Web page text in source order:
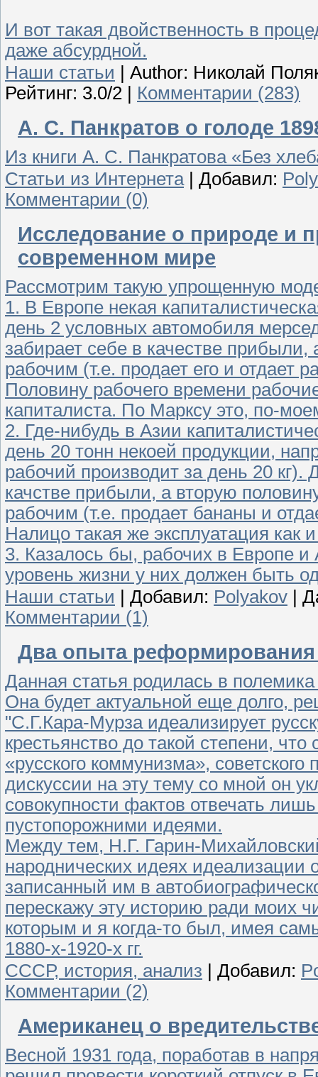
И вот такая двойственность в
даже абсурдной.
Наши статьи
Author: Николай
Рейтинг: 3.0/2 | Комментарии (283)
А. С. Панкратов о голоде
Из книги А. С. Панкратова «Без
Статьи из Интернета| Добавил:
Комментарии (0)
Исследование о природе и
современном мире
Рассмотрим такую упрощенную
1. В Европе некая
день 2 условных автомобиля
забирает себе в качестве
рабочим (т.е. продает его и отдает
Половину рабочего времени
капиталиста. По Марксу это, по-
2. Где-нибудь в Азии
день 20 тонн некоей продукции,
рабочий производит за день 20 кг).
качстве прибыли, а вторую
рабочим (т.е. продает бананы и
Налицо такая же эксплуатация как
3. Казалось бы, рабочих в Европе и
уровень жизни у них должен быть
Наши статьи
Добавил: Polyakov |
Комментарии (1)
Два опыта реформирования
Данная статья родилась в
Она будет актуальной еще долго,
"С.Г.Кара-Мурза идеализирует
крестьянство до такой степени,
«русского коммунизма»,
дискуссии на эту тему со мной он
совокупности фактов отвечать
пустопорожними идеями.
Между тем, Н.Г. Гарин-
народнических идеях идеализации
записанный им в
перескажу эту историю ради моих
которым и я когда-то был, имея
1880-х-1920-х гг.
СССР, история, анализ
Добавил:
Комментарии (2)
Американец о
Весной 1931 года, поработав в